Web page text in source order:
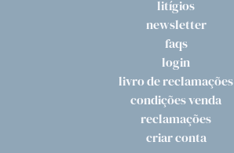
litígios
newsletter
faqs
login
livro de reclamações
condições venda
reclamações
criar conta